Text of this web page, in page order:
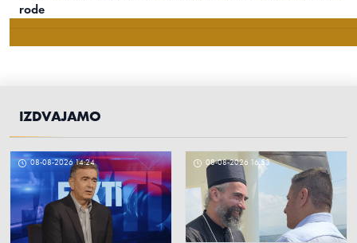
Vučić: Jedini u Evropi nismo uveli
sankcije Rusiji, dobri odnosi sa
08-08-2026 18:56
rode
Ministarstvo odbrane: Crna Gora ne razgovara, niti planira
„Telekom“, zbog “nepostupanja crnogorskog tužilaštva”
Tajac u parlamentarnoj većini: Zašto se prećutkuje najavljena
interpelacija o radu Ervina Ibrahimovića?
Stojović: Motive ubistva Duška Jovanovića treba tražiti u
promjeni uređivačke politike “Dana”
IZDVAJAMO
08-08-2026 14:24 08-08-2026 16:53